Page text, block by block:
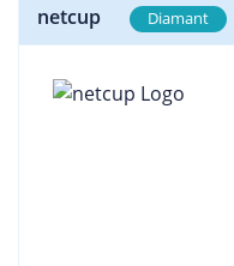
netcup Diamant